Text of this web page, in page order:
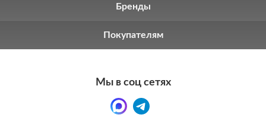
Бренды
Покупателям
Мы в соц сетях